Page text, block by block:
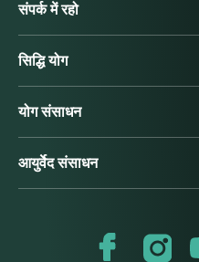
संपर्क में रहो
सिद्धि योग
योग संसाधन
आयुर्वेद संसाधन